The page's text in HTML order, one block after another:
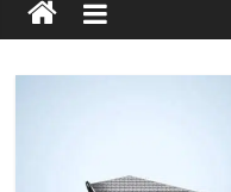
financière
Denis Bouclon : la
Next Terra International